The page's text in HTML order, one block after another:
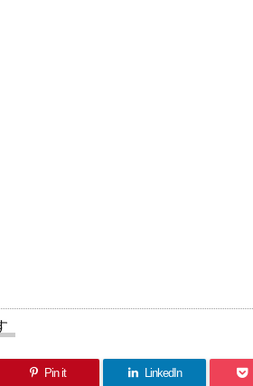
Pin it LinkedIn